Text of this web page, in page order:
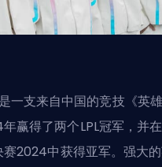
一支来自中国的竞技《英雄
赢得了两个LPL冠军，并
2024中获得亚军。强大